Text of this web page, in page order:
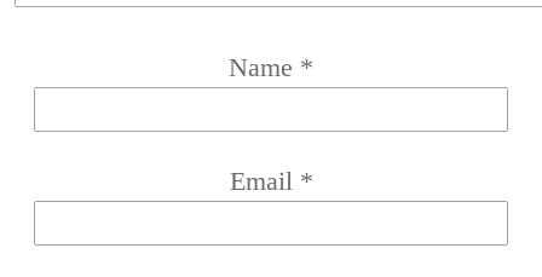
Name *
Email *